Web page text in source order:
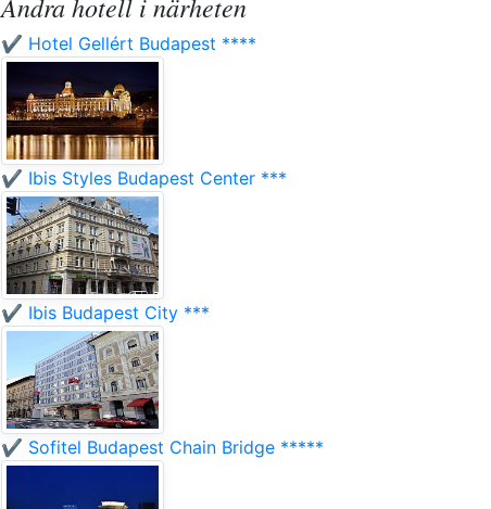
✔️ Hotel Gellért Budapest ****
✔️ Ibis Styles Budapest Center ***
✔️ Ibis Budapest City ***
✔️ Sofitel Budapest Chain Bridge *****